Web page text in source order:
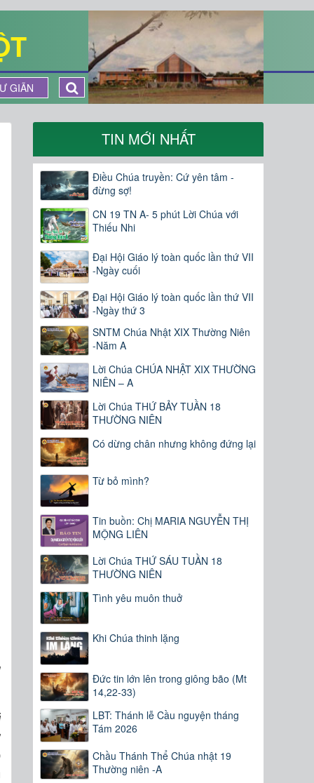
GIÃN
TIN MỚI NHẤT
Điều Chúa truyền: Cứ yên tâm -
đừng sợ!
CN 19 TN A- 5 phút Lời Chúa với
Thiếu Nhi
Đại Hội Giáo lý toàn quốc lần thứ VII
-Ngày cuối
Đại Hội Giáo lý toàn quốc lần thứ VII
-Ngày thứ 3
SNTM Chúa Nhật XIX Thường Niên
-Năm A
Lời Chúa CHÚA NHẬT XIX THƯỜNG
NIÊN – A
Lời Chúa THỨ BẢY TUẦN 18
THƯỜNG NIÊN
Có dừng chân nhưng không đứng lại
Từ bỏ mình?
Tin buồn: Chị MARIA NGUYỄN THỊ
MỘNG LIÊN
Lời Chúa THỨ SÁU TUẦN 18
THƯỜNG NIÊN
Tình yêu muôn thuở
Khi Chúa thinh lặng
Đức tin lớn lên trong giông bão (Mt
14,22-33)
LBT: Thánh lễ Cầu nguyện tháng
Tám 2026
Chầu Thánh Thể Chúa nhật 19
Thường niên -A